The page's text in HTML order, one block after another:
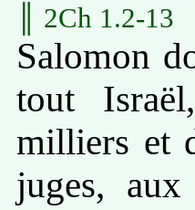
║ 2Ch 1.2-13
Salomon
tout
milliers et
juges,